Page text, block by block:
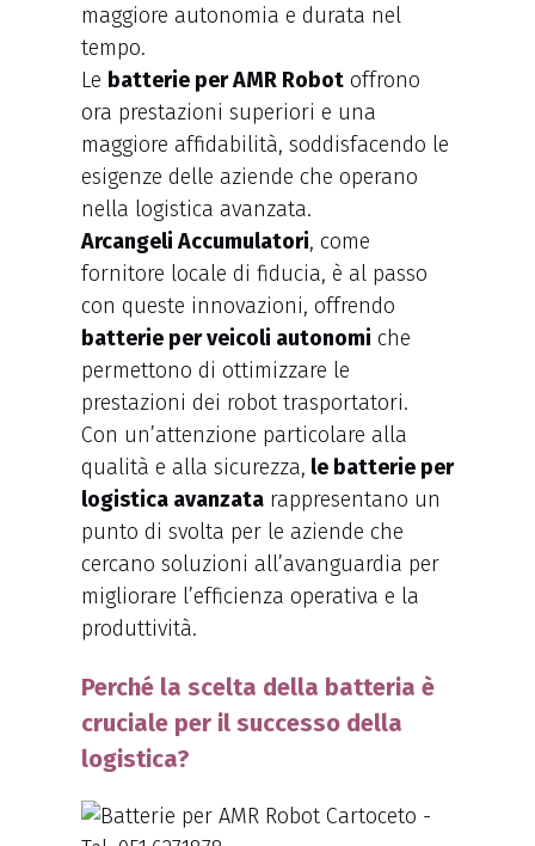
maggiore autonomia e durata nel
tempo.
Le batterie per AMR Robot offrono
ora prestazioni superiori e una
maggiore affidabilità, soddisfacendo le
esigenze delle aziende che operano
nella logistica avanzata.
Arcangeli Accumulatori, come
fornitore locale di fiducia, è al passo
con queste innovazioni, offrendo
batterie per veicoli autonomi che
permettono di ottimizzare le
prestazioni dei robot trasportatori.
Con un’attenzione particolare alla
qualità e alla sicurezza, le batterie per
logistica avanzata rappresentano un
punto di svolta per le aziende che
cercano soluzioni all’avanguardia per
migliorare l’efficienza operativa e la
produttività.
Perché la scelta della batteria è
cruciale per il successo della
logistica?